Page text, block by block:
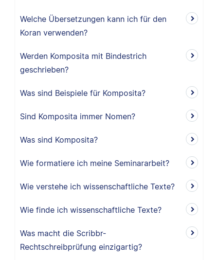
Welche Übersetzungen kann ich für den
Koran verwenden?
Werden Komposita mit Bindestrich
geschrieben?
Was sind Beispiele für Komposita?
Sind Komposita immer Nomen?
Was sind Komposita?
Wie formatiere ich meine Seminararbeit?
Wie verstehe ich wissenschaftliche Texte?
Wie finde ich wissenschaftliche Texte?
Was macht die Scribbr-
Rechtschreibprüfung einzigartig?